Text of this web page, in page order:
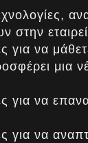
στην
για να
μια
για να
για να